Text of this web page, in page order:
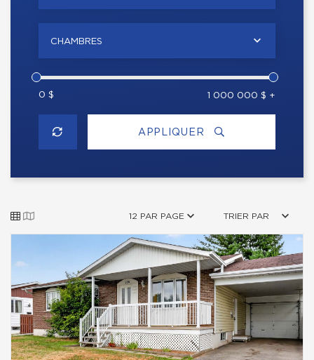
CHAMBRES
0 $ 1 000 000 $ +
APPLIQUER
12 PAR PAGE TRIER PAR